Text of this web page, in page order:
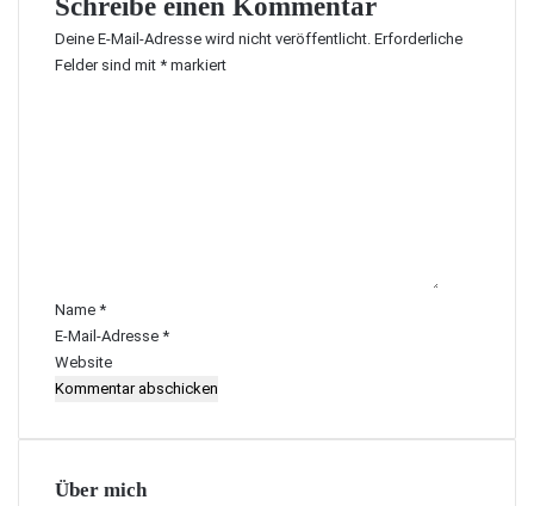
Schreibe einen Kommentar
Deine E-Mail-Adresse wird nicht veröffentlicht. Erforderliche
Felder sind mit * markiert
r
*
Name *
E-Mail-Adresse *
Website
Über mich